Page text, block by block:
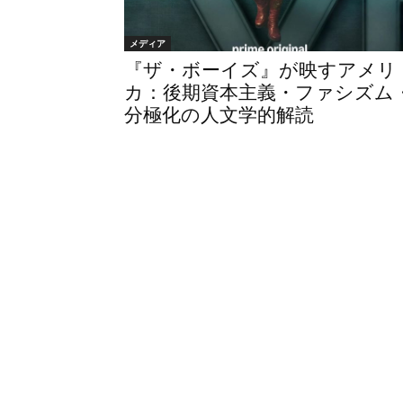
メディア
『ザ・ボーイズ』が映すアメリ
カ：後期資本主義・ファシズム
分極化の人文学的解読